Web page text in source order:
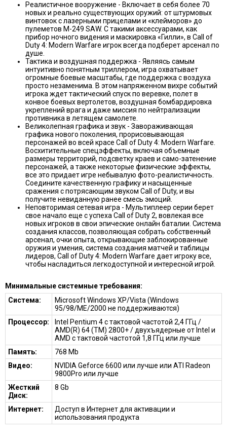
Реалистичное вооружение - Включает в себя более 70
новых и реально существующих оружий: от штурмовых
винтовок с лазерными прицелами и «клейморов» до
пулеметов M-249 SAW. С такими аксессуарами, как
прибор ночного видения и маскировка «Гилли», в Call of
Duty 4: Modern Warfare игрок всегда подберет арсенал по
душе.
Тактика и воздушная поддержка - Являясь самым
интуитивно понятным триллером, игра охватывает
огромные боевые масштабы, где поддержка с воздуха
просто незаменима. В этом напряженном вихре событий
игрока ждет тактический спуск по веревке, полет в
конвое боевых вертолетов, воздушная бомбардировка
укреплений врага и даже миссия по нейтрализации
противника в летящем самолете.
Великолепная графика и звук - Завораживающая
графика нового поколения, прорисовывающая
персонажей во всей красе Call of Duty 4: Modern Warfare.
Восхитительные спецэффекты, включая объемные
размеры территорий, подсветку краев и само-затенение
персонажей, а также некоторые физические эффекты,
все это придает игре небывалую фото-реалистичность.
Соедините качественную графику и насыщенные
сражения с потрясающим звуком Call of Duty, и вы
получите невиданную ранее смесь эмоций.
Неповторимая сетевая игра - Мультиплеер серии берет
свое начало еще с успеха Call of Duty 2, вовлекая все
новых игроков в свои эпические онлайн баталии. Система
создания классов, позволяющая собрать собственный
арсенал, очки опыта, открывающие заблокированные
оружия и умения, система создания матчей и таблицы
лидеров, Call of Duty 4: Modern Warfare дает игроку все,
чтобы насладиться легкодоступной и интересной игрой.
Минимальные системные требования:
Система:
Microsoft Windows XP/Vista (Windows
95/98/ME/2000 не поддерживаются)
Процессор:
Intel Pentium 4 с тактовой частотой 2,4 ГГц /
AMD(R) 64 (TM) 2800+ / двухъядерные от Intel и
AMD с тактовой частотой 1,8 ГГц или лучше
Память:
768 Mb
Видео:
NVIDIA Geforce 6600 или лучше или ATI Radeon
9800Pro или лучше
Жесткий
Диск:
8 Gb
Интернет:
Доступ в Интернет для активации и
использования продукта